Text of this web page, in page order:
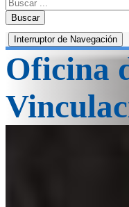
Buscar
Interruptor de Navegación
Oficina